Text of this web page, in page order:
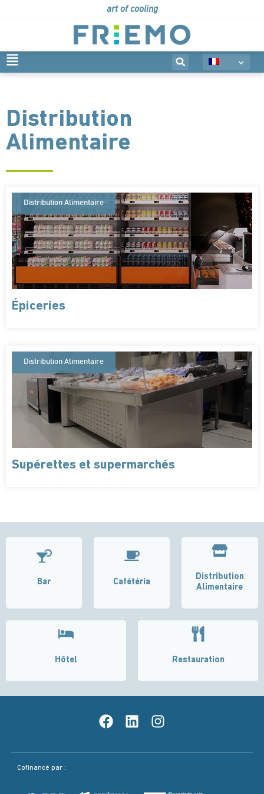
art of cooling
Distribution
Alimentaire
Épiceries
Distribution Alimentaire
Supérettes et supermarchés
Distribution Alimentaire
Bar Cafétéria
Distribution
Alimentaire
Hôtel Restauration
Cofinancé par :